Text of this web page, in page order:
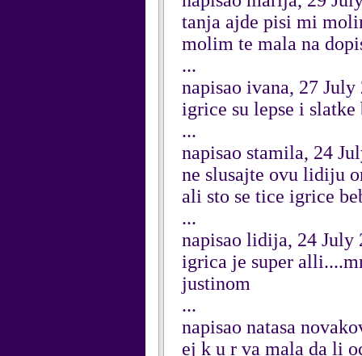
tanja ajde pisi mi
molim te mala na
...
napisao ivana, 27 July
igrice su lepse i
...
napisao stamila, 24
ne slusajte ovu lidiju
ali sto se tice igrice
...
napisao lidija, 24 July
igrica je super
justinom
...
napisao natasa
ej k u r va mala da li